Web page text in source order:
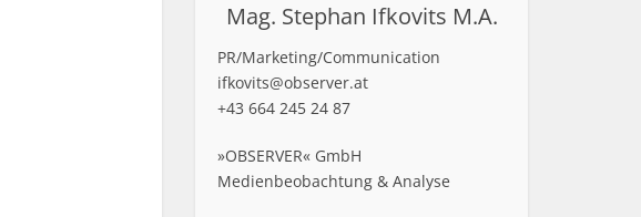
Mag. Stephan Ifkovits M.A.
PR/Marketing/Communication
ifkovits@observer.at
+43 664 245 24 87
»OBSERVER« GmbH
Medienbeobachtung & Analyse